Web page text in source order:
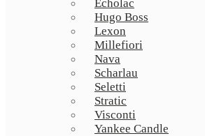
Echolac
Hugo Boss
Lexon
Millefiori
Nava
Scharlau
Seletti
Stratic
Visconti
Yankee Candle